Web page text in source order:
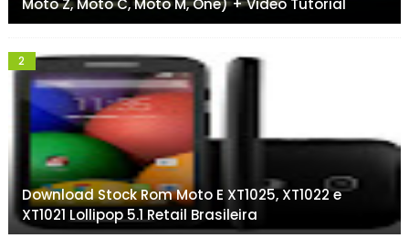
Moto Z, Moto C, Moto M, One) + Video Tutorial
Download Stock Rom Moto E XT1025, XT1022 e
XT1021 Lollipop 5.1 Retail Brasileira